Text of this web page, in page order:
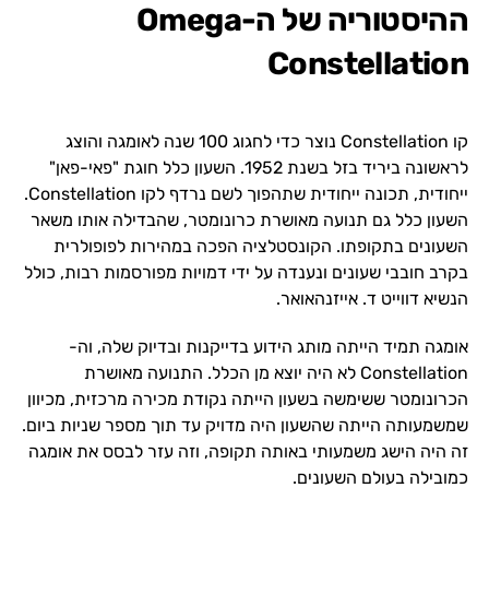
ההיסטוריה של ה-Omega
Constellation
קו Constellation נוצר כדי לחגוג 100 שנה לאומגה והוצג
לראשונה ביריד בזל בשנת 1952. השעון כלל חוגת "פאי-פאן"
ייחודית, תכונה ייחודית שתהפוך לשם נרדף לקו Constellation.
השעון כלל גם תנועה מאושרת כרונומטר, שהבדילה אותו משאר
השעונים בתקופתו. הקונסטלציה הפכה במהירות לפופולרית
בקרב חובבי שעונים ונענדה על ידי דמויות מפורסמות רבות, כולל
הנשיא דווייט ד. אייזנהאואר.
אומגה תמיד הייתה מותג הידוע בדייקנות ובדיוק שלה, וה-
Constellation לא היה יוצא מן הכלל. התנועה מאושרת
הכרונומטר ששימשה בשעון הייתה נקודת מכירה מרכזית, מכיוון
שמשמעותה הייתה שהשעון היה מדויק עד תוך מספר שניות ביום.
זה היה הישג משמעותי באותה תקופה, וזה עזר לבסס את אומגה
כמובילה בעולם השעונים.